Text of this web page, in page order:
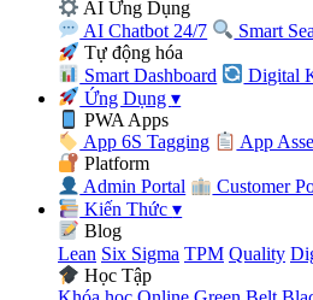
AI Ứng Dụng
AI Chatbot 24/7
Smart
Tự động hóa
Smart Dashboard
Digital
Ứng Dụng▾
PWA Apps
App 6S Tagging
App
Platform
Admin Portal
Customer
Kiến Thức▾
Blog
Lean Six Sigma TPM Quality
Học Tập